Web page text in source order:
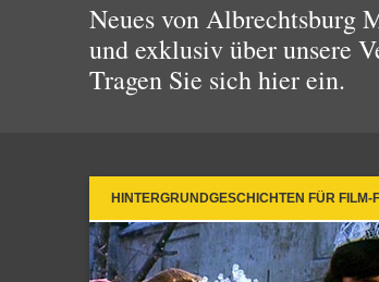
Neues von Albrechtsburg
und exklusiv über unsere
Tragen Sie sich hier ein.
HINTERGRUNDGESCHICHTEN FÜR FILM-